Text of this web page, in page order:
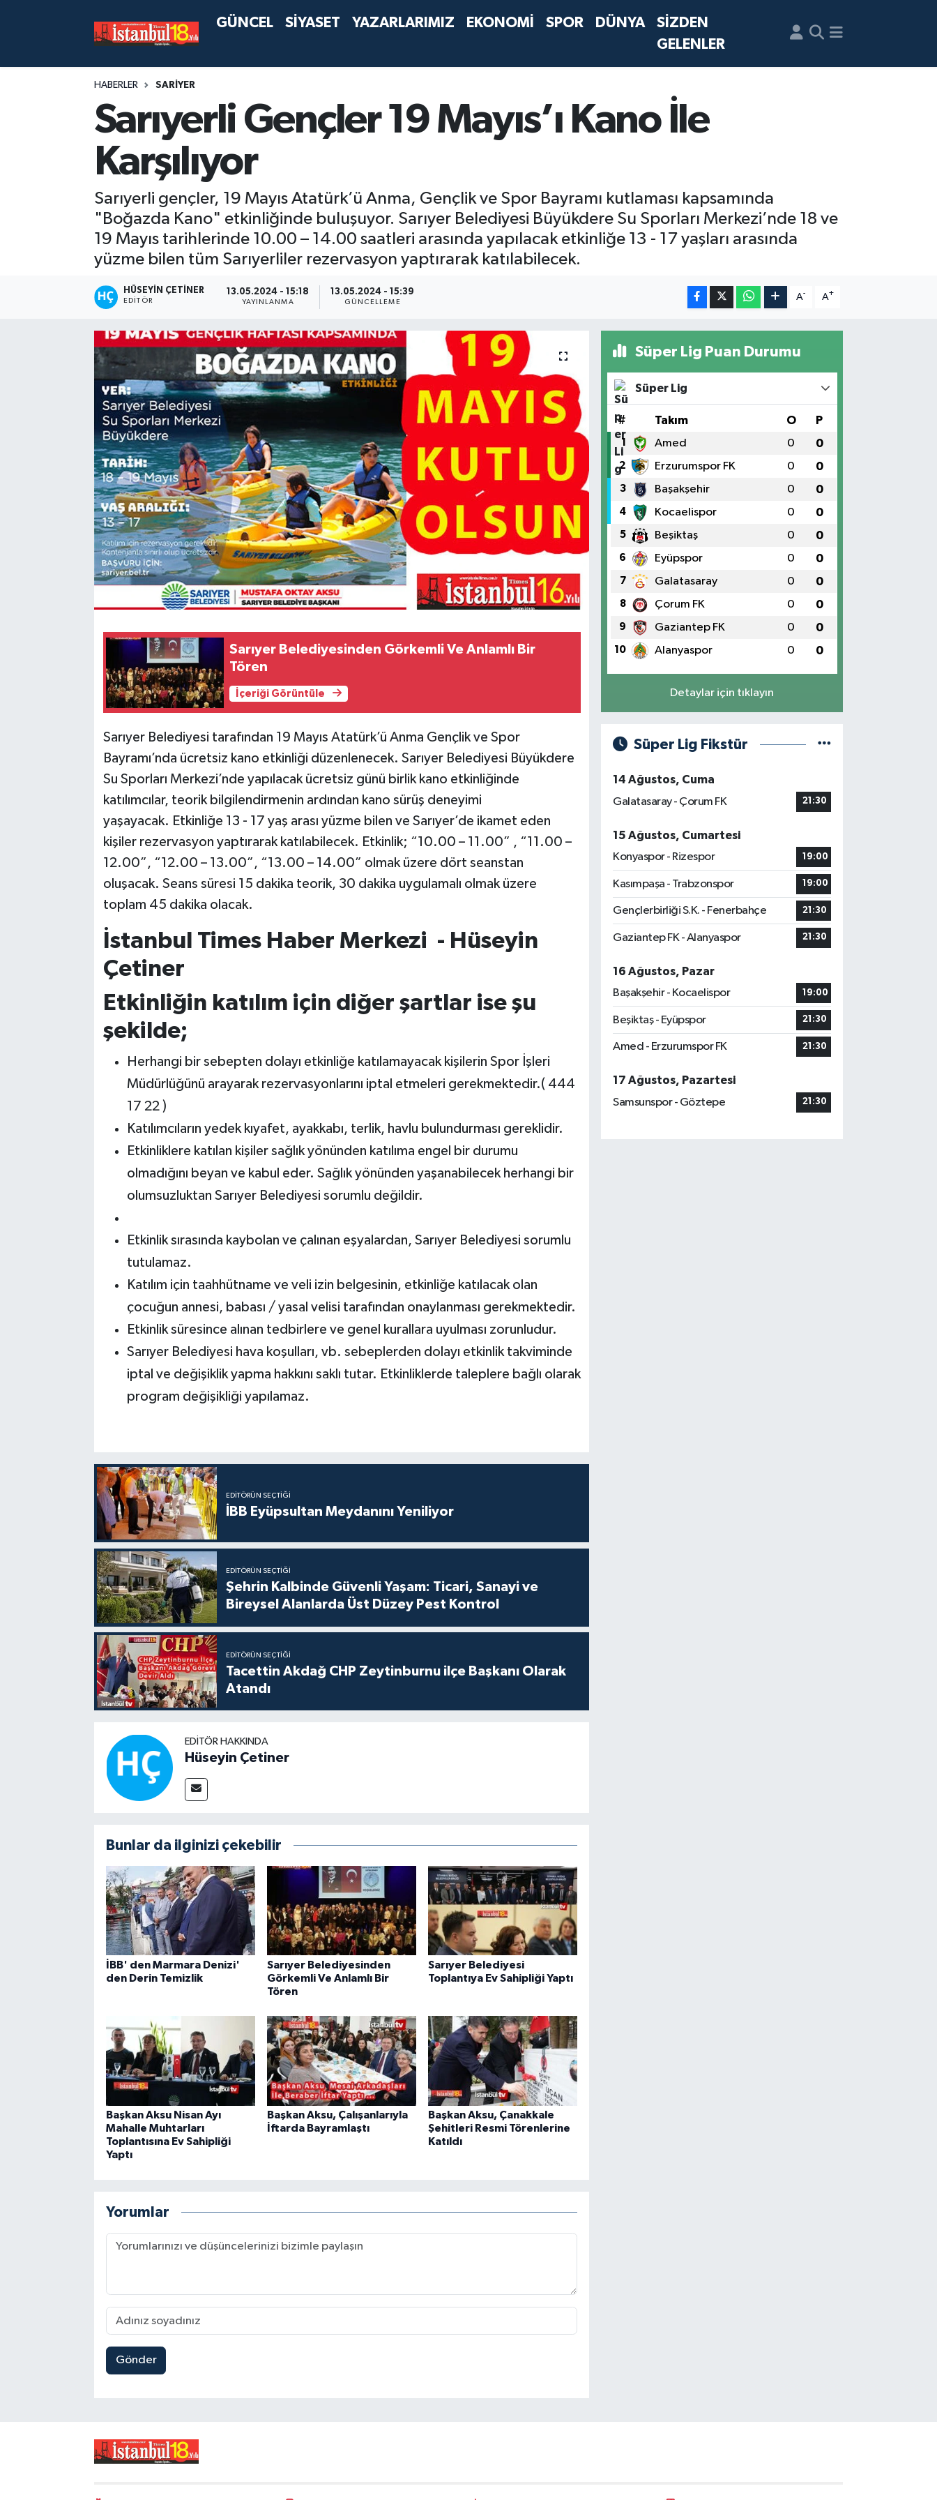
GÜNCEL SİYASET YAZARLARIMIZ EKONOMİ SPOR DÜNYA
SİZDEN
GELENLER
HABERLER SARİYER
Sarıyerli Gençler 19 Mayıs’ı Kano İle
Karşılıyor
Sarıyerli gençler, 19 Mayıs Atatürk’ü Anma, Gençlik ve Spor Bayramı kutlaması kapsamında
"Boğazda Kano" etkinliğinde buluşuyor. Sarıyer Belediyesi Büyükdere Su Sporları Merkezi’nde 18 ve
19 Mayıs tarihlerinde 10.00 – 14.00 saatleri arasında yapılacak etkinliğe 13 - 17 yaşları arasında
yüzme bilen tüm Sarıyerliler rezervasyon yaptırarak katılabilecek.
HÜSEYIN ÇETINER
EDITÖR
13.05.2024 - 15:18
YAYINLANMA
13.05.2024 - 15:39
GÜNCELLEME
A- A+
Sarıyer Belediyesinden Görkemli Ve Anlamlı Bir
Tören
İçeriği Görüntüle
Sarıyer Belediyesi tarafından 19 Mayıs Atatürk’ü Anma Gençlik ve Spor
Bayramı’nda ücretsiz kano etkinliği düzenlenecek. Sarıyer Belediyesi Büyükdere
Su Sporları Merkezi’nde yapılacak ücretsiz günü birlik kano etkinliğinde
katılımcılar, teorik bilgilendirmenin ardından kano sürüş deneyimi
yaşayacak. Etkinliğe 13 - 17 yaş arası yüzme bilen ve Sarıyer’de ikamet eden
kişiler rezervasyon yaptırarak katılabilecek. Etkinlik; “10.00 – 11.00” , “11.00 –
12.00”, “12.00 – 13.00”, “13.00 – 14.00” olmak üzere dört seanstan
oluşacak. Seans süresi 15 dakika teorik, 30 dakika uygulamalı olmak üzere
toplam 45 dakika olacak.
İstanbul Times Haber Merkezi - Hüseyin
Çetiner
Etkinliğin katılım için diğer şartlar ise şu
şekilde;
Herhangi bir sebepten dolayı etkinliğe katılamayacak kişilerin Spor İşleri
Müdürlüğünü arayarak rezervasyonlarını iptal etmeleri gerekmektedir.( 444
17 22 )
Katılımcıların yedek kıyafet, ayakkabı, terlik, havlu bulundurması gereklidir.
Etkinliklere katılan kişiler sağlık yönünden katılıma engel bir durumu
olmadığını beyan ve kabul eder. Sağlık yönünden yaşanabilecek herhangi bir
olumsuzluktan Sarıyer Belediyesi sorumlu değildir.
Etkinlik sırasında kaybolan ve çalınan eşyalardan, Sarıyer Belediyesi sorumlu
tutulamaz.
Katılım için taahhütname ve veli izin belgesinin, etkinliğe katılacak olan
çocuğun annesi, babası / yasal velisi tarafından onaylanması gerekmektedir.
Etkinlik süresince alınan tedbirlere ve genel kurallara uyulması zorunludur.
Sarıyer Belediyesi hava koşulları, vb. sebeplerden dolayı etkinlik takviminde
iptal ve değişiklik yapma hakkını saklı tutar. Etkinliklerde taleplere bağlı olarak
program değişikliği yapılamaz.
EDITÖRÜN SEÇTIĞI
İBB Eyüpsultan Meydanını Yeniliyor
EDITÖRÜN SEÇTIĞI
Şehrin Kalbinde Güvenli Yaşam: Ticari, Sanayi ve
Bireysel Alanlarda Üst Düzey Pest Kontrol
EDITÖRÜN SEÇTIĞI
Tacettin Akdağ CHP Zeytinburnu ilçe Başkanı Olarak
Atandı
EDITÖR HAKKINDA
Hüseyin Çetiner
Bunlar da ilginizi çekebilir
İBB' den Marmara Denizi'
den Derin Temizlik
Sarıyer Belediyesinden
Görkemli Ve Anlamlı Bir
Tören
Sarıyer Belediyesi
Toplantıya Ev Sahipliği Yaptı
Başkan Aksu Nisan Ayı
Mahalle Muhtarları
Toplantısına Ev Sahipliği
Yaptı
Başkan Aksu, Çalışanlarıyla
İftarda Bayramlaştı
Başkan Aksu, Çanakkale
Şehitleri Resmi Törenlerine
Katıldı
Yorumlar
Gönder
Süper Lig Puan Durumu
Süper Lig
# Takım O P
1 Amed 0 0
2 Erzurumspor FK 0 0
3 Başakşehir 0 0
4 Kocaelispor 0 0
5 Beşiktaş 0 0
6 Eyüpspor 0 0
7 Galatasaray 0 0
8 Çorum FK 0 0
9 Gaziantep FK 0 0
10 Alanyaspor 0 0
Detaylar için tıklayın
Süper Lig Fikstür
14 Ağustos, Cuma
Galatasaray - Çorum FK
21:30
15 Ağustos, Cumartesi
Konyaspor - Rizespor
19:00
Kasımpaşa - Trabzonspor 19:00
Gençlerbirliği S.K. - Fenerbahçe 21:30
Gaziantep FK - Alanyaspor 21:30
16 Ağustos, Pazar
Başakşehir - Kocaelispor
19:00
Beşiktaş - Eyüpspor 21:30
Amed - Erzurumspor FK 21:30
17 Ağustos, Pazartesi
Samsunspor - Göztepe
21:30